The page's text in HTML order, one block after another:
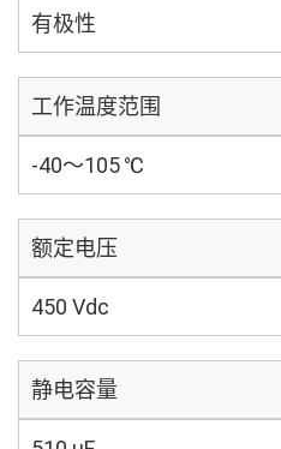
有极性
工作温度范围
-40～105 ℃
额定电压
450 Vdc
静电容量